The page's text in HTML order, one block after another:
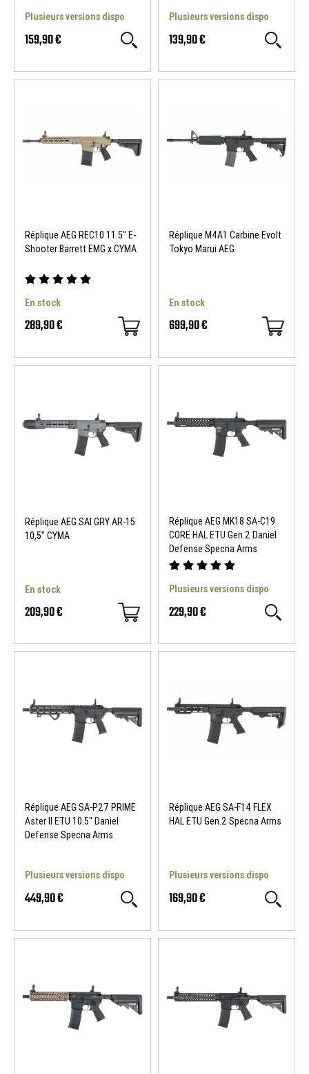
Plusieurs versions dispo
159,90 €
Plusieurs versions dispo
139,90 €
Réplique AEG REC10 11.5" E-
Shooter Barrett EMG x CYMA
En stock
289,90 €
Réplique M4A1 Carbine Evolt
Tokyo Marui AEG
En stock
699,90 €
Réplique AEG SAI GRY AR-15
10,5" CYMA
En stock
209,90 €
Réplique AEG MK18 SA-C19
CORE HAL ETU Gen.2 Daniel
Defense Specna Arms
Plusieurs versions dispo
229,90 €
Réplique AEG SA-P27 PRIME
Aster II ETU 10.5" Daniel
Defense Specna Arms
Plusieurs versions dispo
449,90 €
Réplique AEG SA-F14 FLEX
HAL ETU Gen.2 Specna Arms
Plusieurs versions dispo
169,90 €